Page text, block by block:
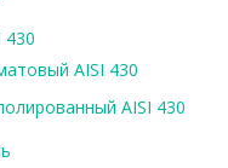
430
AISI 430
AISI 430